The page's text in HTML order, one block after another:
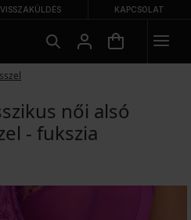
VISSZAKÜLDÉS KAPCSOLAT
női alsó
- fukszia